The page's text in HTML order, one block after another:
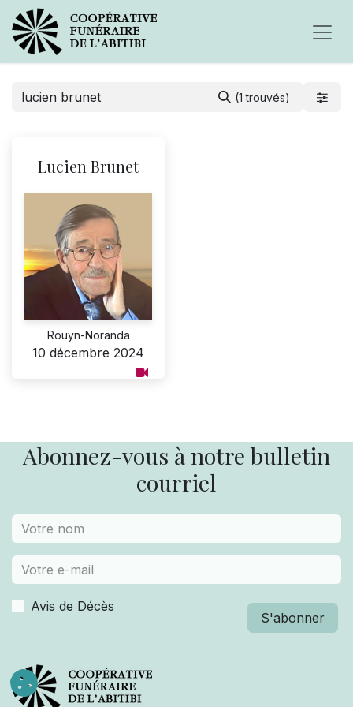
(1 trouvés)
Lucien Brunet
Rouyn-Noranda
10 décembre 2024
Abonnez-vous à notre bulletin
courriel
Avis de Décès
S'abonner